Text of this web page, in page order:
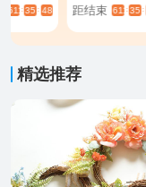
6116
: 35 : 47 距结束 6116
: 35 :
精选推荐